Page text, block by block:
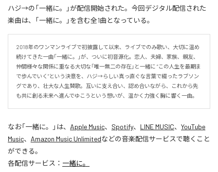
ハジ→の「一緒に。」が配信開始された。今回デジタル配信された
楽曲は、「一緒に。」を含む全1曲となっている。
2018年のワンマンライブで初披露して以来、ライブでのみ歌い、大切に温め
続けてきた一曲「一緒に。」が、ついに初音源化。恋人、夫婦、家族、親友、
仲間――様々な関係に重なる大切な「唯一無二の存在」と一緒に “この人生を最期ま
で歩んでいく”という決意を、ハジ→らしい真っ直ぐな言葉で綴ったラブソン
グであり、壮大な人生賛歌。互いに支え合い、認め合いながら、これから先
も共に創る未来へ進んでゆこうという想いが、温かく力強く胸に響く一曲。
なお「一緒に。 」は、 Apple Music、 Spotify、 LINE MUSIC、 YouTube
Music、 Amazon Music Unlimitedなどの音楽配信サービスで聴くこと
ができる。
各配信サービス： 一緒に。